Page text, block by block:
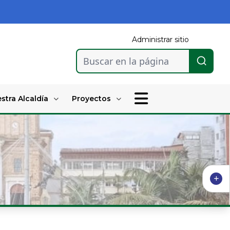
Administrar sitio
Buscar en la página
Alcaldía Proyectos